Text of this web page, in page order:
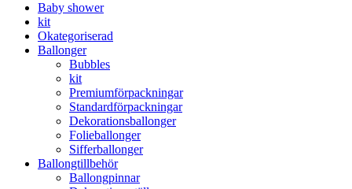
Baby shower
kit
Okategoriserad
Ballonger
Bubbles
kit
Premium­förpackningar
Standard­­förpackningar
Dekorations­ballonger
Folie­­­ballonger
Siffer­­ballonger
Ballong­tillbehör
Ballongpinnar